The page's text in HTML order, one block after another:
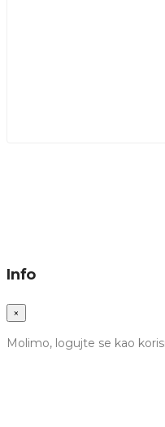
Info
×
Molimo, logujte se kao